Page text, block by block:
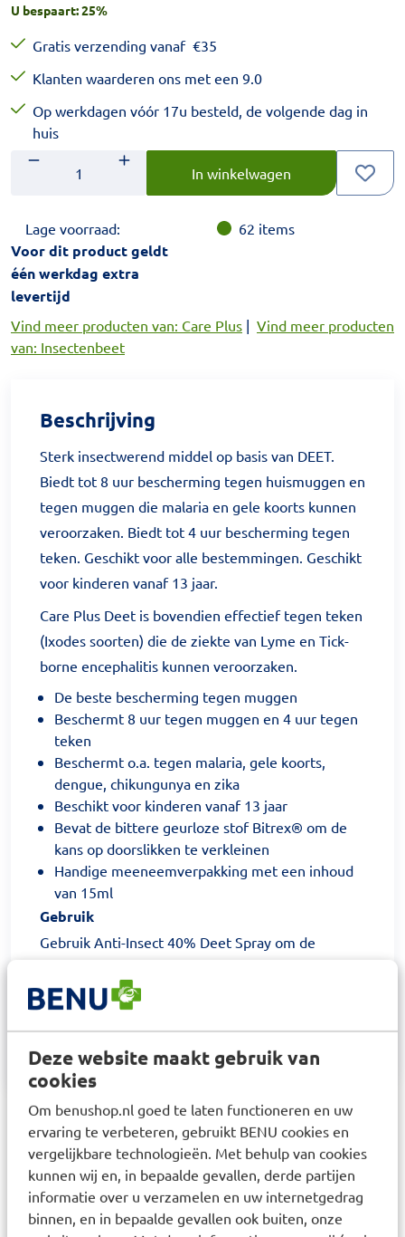
Deze website maakt gebruik van
cookies
Om benushop.nl goed te laten functioneren en uw
ervaring te verbeteren, gebruikt BENU cookies en
vergelijkbare technologieën. Met behulp van cookies
kunnen wij en, in bepaalde gevallen, derde partijen
informatie over u verzamelen en uw internetgedrag
binnen, en in bepaalde gevallen ook buiten, onze
U bespaart:25%
Gratis verzending vanaf €35
Klanten waarderen ons met een 9.0
Op werkdagen vóór 17u besteld, de volgende dag in
huis
Aantal
Voer het gewenste aantal in.
In winkelwagen
Lage voorraad: 62 items
Voor dit product geldt
één werkdag extra
levertijd
Vind meer producten van: Care Plus | Vind meer producten
van: Insectenbeet
Beschrijving
Sterk insectwerend middel op basis van DEET.
Biedt tot 8 uur bescherming tegen huismuggen en
tegen muggen die malaria en gele koorts kunnen
veroorzaken. Biedt tot 4 uur bescherming tegen
teken. Geschikt voor alle bestemmingen. Geschikt
voor kinderen vanaf 13 jaar.
Care Plus Deet is bovendien effectief tegen teken
(Ixodes soorten) die de ziekte van Lyme en Tick-
borne encephalitis kunnen veroorzaken.
De beste bescherming tegen muggen
Beschermt 8 uur tegen muggen en 4 uur tegen
teken
Beschermt o.a. tegen malaria, gele koorts,
dengue, chikungunya en zika
Beschikt voor kinderen vanaf 13 jaar
Bevat de bittere geurloze stof Bitrex® om de
kans op doorslikken te verkleinen
Handige meeneemverpakking met een inhoud
van 15ml
Gebruik
Gebruik Anti-Insect 40% Deet Spray om de
huid en verdeel het met de palm van je hand.
Aanbevolen artikelen voor
Care Plus Anti-Insect 40%
Deet Spray 15ml